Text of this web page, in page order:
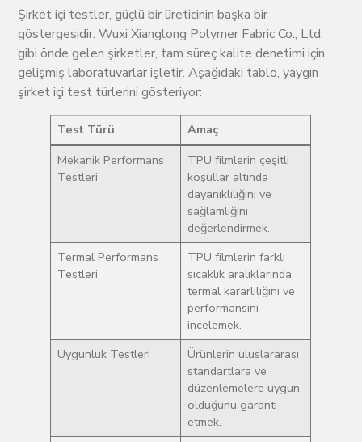
Şirket içi testler, güçlü bir üreticinin başka bir
göstergesidir. Wuxi Xianglong Polymer Fabric Co., Ltd.
gibi önde gelen şirketler, tam süreç kalite denetimi için
gelişmiş laboratuvarlar işletir. Aşağıdaki tablo, yaygın
şirket içi test türlerini gösteriyor:
Test Türü
Amaç
Mekanik Performans
Testleri
TPU filmlerin çeşitli
koşullar altında
dayanıklılığını ve
sağlamlığını
değerlendirmek.
Termal Performans
Testleri
TPU filmlerin farklı
sıcaklık aralıklarında
termal kararlılığını ve
performansını
incelemek.
Uygunluk Testleri
Ürünlerin uluslararası
standartlara ve
düzenlemelere uygun
olduğunu garanti
etmek.